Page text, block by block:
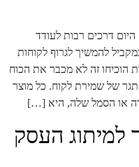
דרכים רבות לעודד
להמשיך לגרוף לקוחות
הוכיחו זה לא מכבר את הכוח
של שמירת לקוח. כל מוצר
או הסמל שלה, היא […]
למיתוג העסק